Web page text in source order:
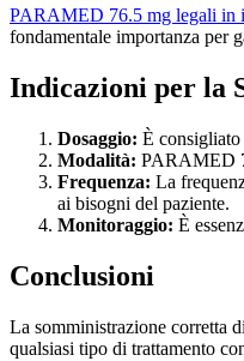
PARAMED 76.5 mg legali in
fondamentale importanza per
Indicazioni per la
Dosaggio: È
Modalità: PARAMED
Frequenza: La
ai bisogni del paziente.
Monitoraggio: È
Conclusioni
La somministrazione corretta
qualsiasi tipo di trattamento